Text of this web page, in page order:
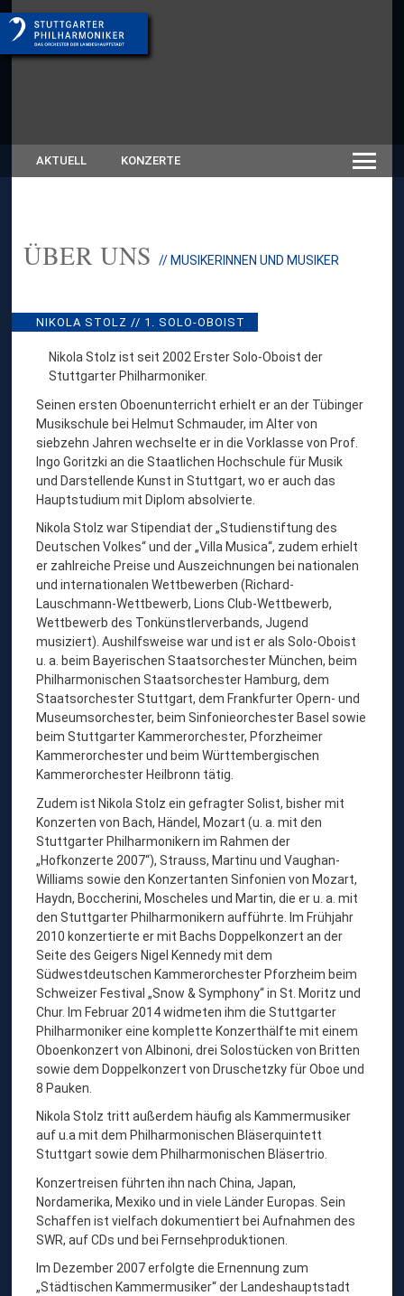
AKTUELL KONZERTE
ÜBER UNS // MUSIKERINNEN UND MUSIKERN
L
NIKOLA STOLZ // 1. SOLO-OBOIST
Nikola Stolz ist seit 2002 Erster Solo-Oboist der
Stuttgarter Philharmoniker.
Seinen ersten Oboenunterricht erhielt er an der Tübinger
Musikschule bei Helmut Schmauder, im Alter von
siebzehn Jahren wechselte er in die Vorklasse von Prof.
Ingo Goritzki an die Staatlichen Hochschule für Musik
und Darstellende Kunst in Stuttgart, wo er auch das
Hauptstudium mit Diplom absolvierte.
Nikola Stolz war Stipendiat der „Studienstiftung des
Deutschen Volkes“ und der „Villa Musica“, zudem erhielt
er zahlreiche Preise und Auszeichnungen bei nationalen
und internationalen Wettbewerben (Richard-
Lauschmann-Wettbewerb, Lions Club-Wettbewerb,
Wettbewerb des Tonkünstlerverbands, Jugend
musiziert). Aushilfsweise war und ist er als Solo-Oboist
u. a. beim Bayerischen Staatsorchester München, beim
Philharmonischen Staatsorchester Hamburg, dem
Staatsorchester Stuttgart, dem Frankfurter Opern- und
Museumsorchester, beim Sinfonieorchester Basel sowie
beim Stuttgarter Kammerorchester, Pforzheimer
Kammerorchester und beim Württembergischen
Kammerorchester Heilbronn tätig.
Zudem ist Nikola Stolz ein gefragter Solist, bisher mit
Konzerten von Bach, Händel, Mozart (u. a. mit den
Stuttgarter Philharmonikern im Rahmen der
„Hofkonzerte 2007“), Strauss, Martinu und Vaughan-
Williams sowie den Konzertanten Sinfonien von Mozart,
Haydn, Boccherini, Moscheles und Martin, die er u. a. mit
den Stuttgarter Philharmonikern aufführte. Im Frühjahr
2010 konzertierte er mit Bachs Doppelkonzert an der
Seite des Geigers Nigel Kennedy mit dem
Südwestdeutschen Kammerorchester Pforzheim beim
Schweizer Festival „Snow & Symphony“ in St. Moritz und
Chur. Im Februar 2014 widmeten ihm die Stuttgarter
Philharmoniker eine komplette Konzerthälfte mit einem
Oboenkonzert von Albinoni, drei Solostücken von Britten
sowie dem Doppelkonzert von Druschetzky für Oboe und
8 Pauken.
Nikola Stolz tritt außerdem häufig als Kammermusiker
auf u.a mit dem Philharmonischen Bläserquintett
Stuttgart sowie dem Philharmonischen Bläsertrio.
Konzertreisen führten ihn nach China, Japan,
Nordamerika, Mexiko und in viele Länder Europas. Sein
Schaffen ist vielfach dokumentiert bei Aufnahmen des
SWR, auf CDs und bei Fernsehproduktionen.
Im Dezember 2007 erfolgte die Ernennung zum
„Städtischen Kammermusiker“ der Landeshauptstadt